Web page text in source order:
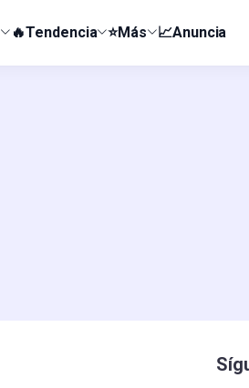
🔥Tendencia ⭐Más 📈Anuncia